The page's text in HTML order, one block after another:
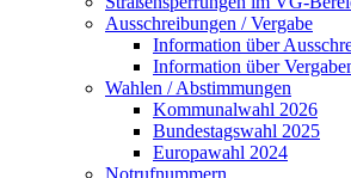
Ausschreibungen / Vergabe
Information über
Information über
Wahlen / Abstimmungen
Kommunalwahl 2026
Bundestagswahl 2025
Europawahl 2024
Notrufnummern